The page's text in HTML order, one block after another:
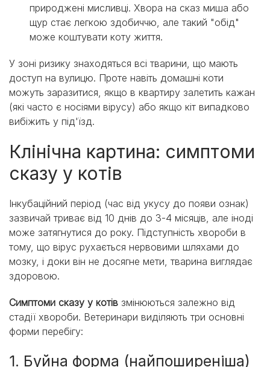
природжені мисливці. Хвора на сказ миша або
щур стає легкою здобиччю, але такий "обід"
може коштувати коту життя.
У зоні ризику знаходяться всі тварини, що мають
доступ на вулицю. Проте навіть домашні коти
можуть заразитися, якщо в квартиру залетить кажан
(які часто є носіями вірусу) або якщо кіт випадково
вибіжить у під'їзд.
Клінічна картина: симптоми
сказу у котів
Інкубаційний період (час від укусу до появи ознак)
зазвичай триває від 10 днів до 3-4 місяців, але іноді
може затягнутися до року. Підступність хвороби в
тому, що вірус рухається нервовими шляхами до
мозку, і доки він не досягне мети, тварина виглядає
здоровою.
Симптоми сказу у котів змінюються залежно від
стадії хвороби. Ветеринари виділяють три основні
форми перебігу:
1. Буйна форма (найпоширеніша)